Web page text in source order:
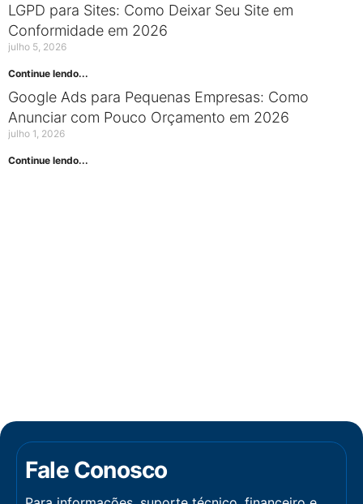
LGPD para Sites: Como Deixar Seu Site em
Conformidade em 2026
julho 5, 2026
Continue lendo...
Google Ads para Pequenas Empresas: Como
Anunciar com Pouco Orçamento em 2026
julho 1, 2026
Continue lendo...
Fale Conosco